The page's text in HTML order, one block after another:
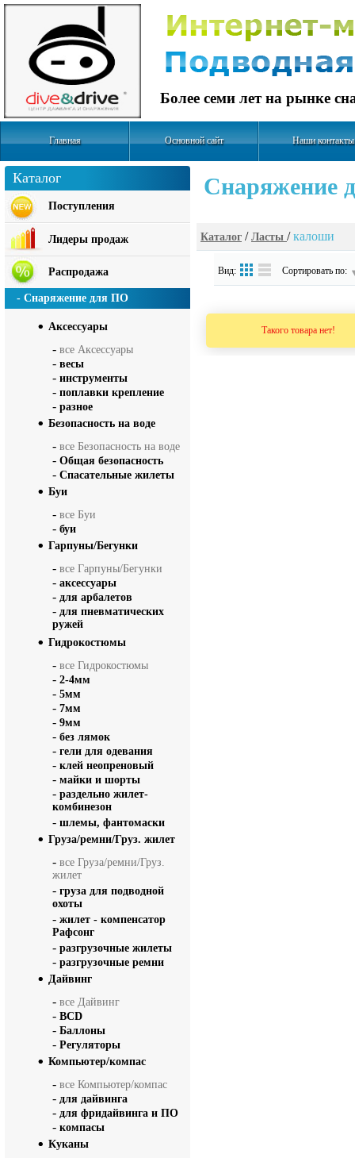
Более семи лет на рынке
Главная Основной сайт Наши контакты
Cнаряжение
Каталог / Ласты /калоши
Вид: Сортировать по:
Такого товара нет!
Каталог
Поступления
Лидеры продаж
Распродажа
- Снаряжение для ПО
Аксесcуары
- все Аксесcуары
- весы
- инструменты
- поплавки крепление
- разное
Безопасность на воде
- все Безопасность на воде
- Общая безопасность
- Спасательные жилеты
Буи
- все Буи
- буи
Гарпуны/Бегунки
- все Гарпуны/Бегунки
- аксессуары
- для арбалетов
- для пневматических
ружей
Гидрокостюмы
- все Гидрокостюмы
- 2-4мм
- 5мм
- 7мм
- 9мм
- без лямок
- гели для одевания
- клей неопреновый
- майки и шорты
- раздельно жилет-
комбинезон
- шлемы, фантомаски
Груза/ремни/Груз. жилет
- все Груза/ремни/Груз.
жилет
- груза для подводной
охоты
- жилет - компенсатор
Рафсонг
- разгрузочные жилеты
- разгрузочные ремни
Дайвинг
- все Дайвинг
- BCD
- Баллоны
- Регуляторы
Компьютер/компас
- все Компьютер/компас
- для дайвинга
- для фридайвинга и ПО
- компасы
Куканы